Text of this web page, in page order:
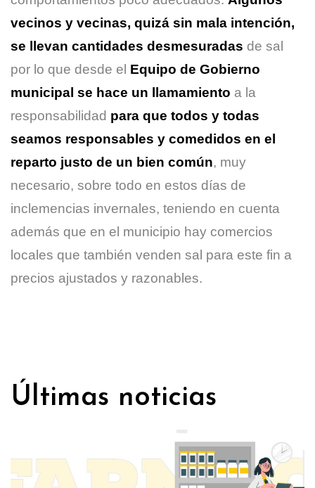
vecinos y vecinas, quizá sin mala intención,
se llevan cantidades desmesuradas de sal
por lo que desde el Equipo de Gobierno
municipal se hace un llamamiento a la
responsabilidad para que todos y todas
seamos responsables y comedidos en el
reparto justo de un bien común, muy
necesario, sobre todo en estos días de
inclemencias invernales, teniendo en cuenta
además que en el municipio hay comercios
locales que también venden sal para este fin a
precios ajustados y razonables.
Últimas noticias